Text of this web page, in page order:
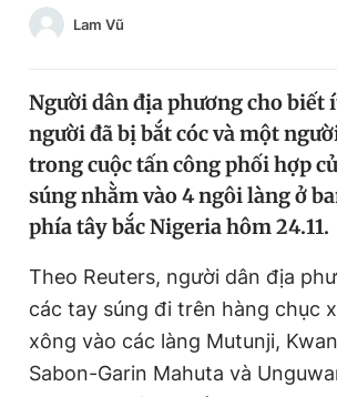
Chào ngày mới
Tin 360
Video Magazine
Sản phẩm khác
Tiện ích Bạn cần
Thông tin tòa soạn Liên hệ
Lam Vũ
Người dân địa phương cho biết
người đã bị bắt cóc và một
trong cuộc tấn công phối hợp
súng nhằm vào 4 ngôi làng ở
phía tây bắc Nigeria hôm 24.11.
Theo Reuters, người dân địa
các tay súng đi trên hàng chục
xông vào các làng Mutunji,
Sabon-Garin Mahuta và